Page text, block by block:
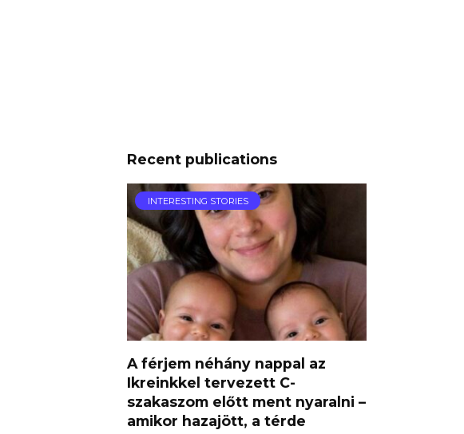
Recent publications
INTERESTING STORIES
A férjem néhány nappal az
Ikreinkkel tervezett C-
szakaszom előtt ment nyaralni –
amikor hazajött, a térde